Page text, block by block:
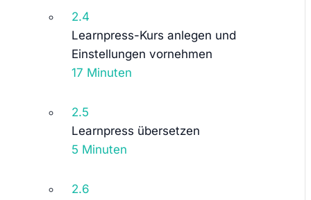
2.4
Learnpress-Kurs anlegen und
Einstellungen vornehmen
17 Minuten
2.5
Learnpress übersetzen
5 Minuten
2.6